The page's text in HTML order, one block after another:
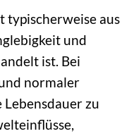
typischerweise aus
und
ist. Bei
normaler
Lebensdauer zu